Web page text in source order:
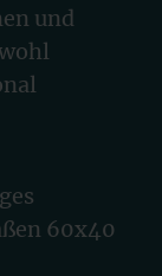
und
60x40